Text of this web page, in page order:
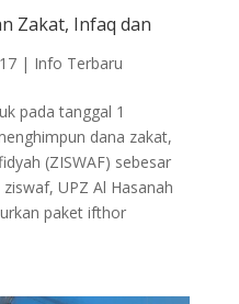
Zakat, Infaq dan
| Info Terbaru
pada tanggal 1
dana zakat,
(ZISWAF) sebesar
UPZ Al Hasanah
paket ifthor